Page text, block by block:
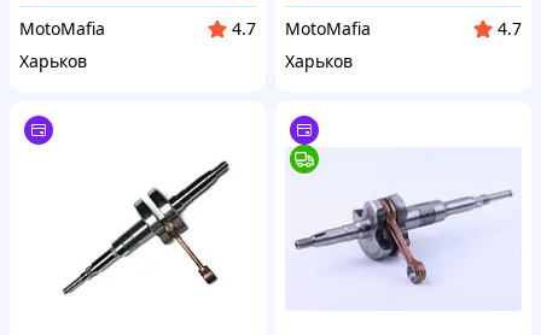
MotoMafia
4.7
Харьков
MotoMafia
4.7
Харьков